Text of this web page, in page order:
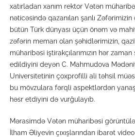
xatırladan xanım rektor Vətən
nəticəsində qazanılan şanlı
bütün Türk dünyası üçün önəm və
zəfərin memarı olan şəhidlərimizin,
müharibəsi iştirakçılarımızın hər
edildiyini deyən C. Mahmudova
Universitetinin çoxprofilli ali təhsil
bu mövzulara fərqli aspektlərdən
həsr etdiyini də vurğulayıb.
Mərasimdə Vətən müharibəsi
İlham Əliyevin çıxışlarından ibarət